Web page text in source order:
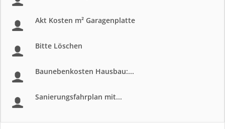
Akt Kosten m² Garagenplatte
Bitte Löschen
Baunebenkosten Hausbau:...
Sanierungsfahrplan mit...